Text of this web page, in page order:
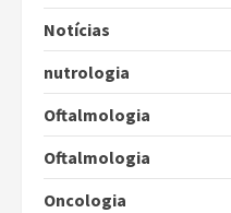
Notícias
nutrologia
Oftalmologia
Oftalmologia
Oncologia